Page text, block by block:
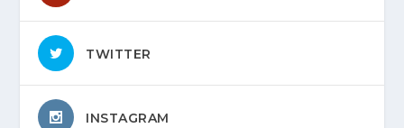
TWITTER
INSTAGRAM